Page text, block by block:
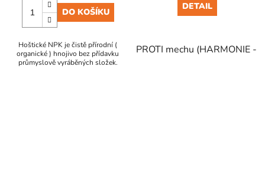
DO KOŠÍKU
Hoštické NPK je čistě přírodní (
organické ) hnojivo bez přídavku
průmyslově vyráběných složek.
DETAIL
PROTI mechu (HARMONIE -